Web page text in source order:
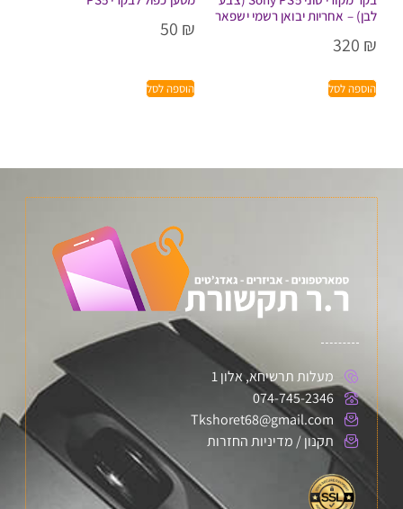
לבן) – אחריות יבואן רשמי ישפאר
320 ₪
הוספה לסל
50 ₪
הוספה לסל
מעלות תרשיחא, אלון 1
074-745-2346
Tkshoret68@gmail.com
תקנון / מדיניות החזרות